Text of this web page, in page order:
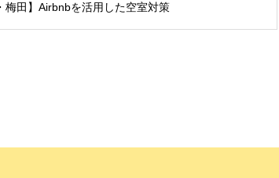
梅田】Airbnbを活用した空室対策